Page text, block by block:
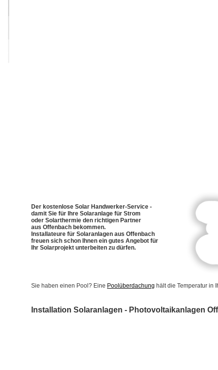
Der kostenlose Solar Handwerker-Service -
damit Sie für Ihre Solaranlage für Strom
oder Solarthermie den richtigen Partner
aus Offenbach bekommen.
Installateure für Solaranlagen aus Offenbach
freuen sich schon Ihnen ein gutes Angebot für
Ihr Solarprojekt unterbeiten zu dürfen.
Sie haben einen Pool? Eine Poolüberdachung hält die Temperatur in
Installation Solaranlagen - Photovoltaikanlagen